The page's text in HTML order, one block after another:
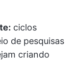
ciclos
de pesquisas
criando